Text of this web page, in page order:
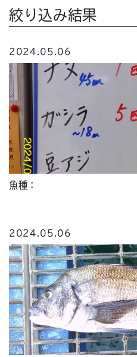
絞り込み結果
2024.05.06
魚種：
2024.05.06